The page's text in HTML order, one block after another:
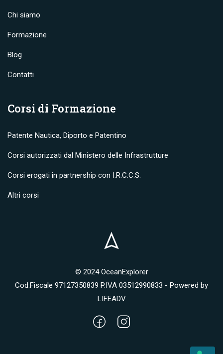
Chi siamo
Formazione
Blog
Contatti
Corsi di Formazione
Patente Nautica, Diporto e Patentino
Corsi autorizzati dal Ministero delle Infrastrutture
Corsi erogati in partnership con I.R.C.C.S.
Altri corsi
© 2024 OceanExplorer
Cod.Fiscale 97127350839 P.IVA 03512990833 - Powered by
LIFEADV